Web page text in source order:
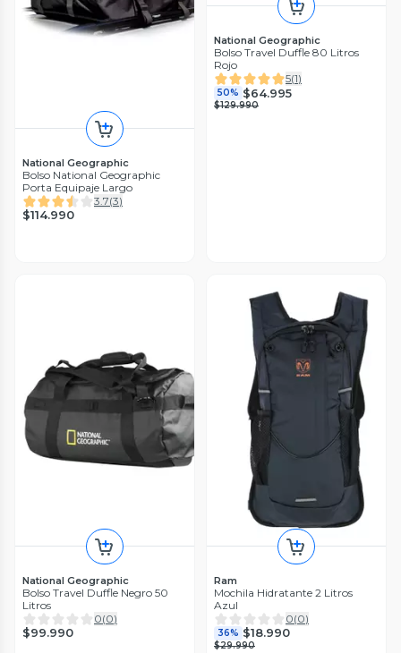
National Geographic
Bolso National Geographic
Porta Equipaje Largo
3.7(3)
$114.990
National Geographic
Bolso Travel Duffle 80 Litros
Rojo
5(1)
50% $64.995
$129.990
National Geographic
Bolso Travel Duffle Negro 50
Litros
0(0)
$99.990
Ram
Mochila Hidratante 2 Litros
Azul
0(0)
36% $18.990
$29.990